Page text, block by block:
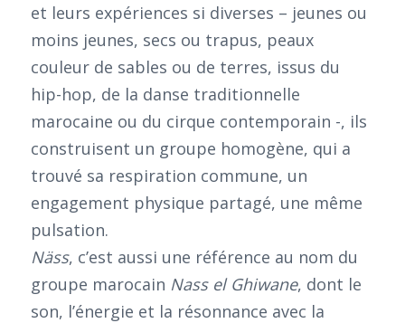
et leurs expériences si diverses – jeunes ou
moins jeunes, secs ou trapus, peaux
couleur de sables ou de terres, issus du
hip-hop, de la danse traditionnelle
marocaine ou du cirque contemporain -, ils
construisent un groupe homogène, qui a
trouvé sa respiration commune, un
engagement physique partagé, une même
pulsation.
Näss, c’est aussi une référence au nom du
groupe marocain Nass el Ghiwane, dont le
son, l’énergie et la résonnance avec la